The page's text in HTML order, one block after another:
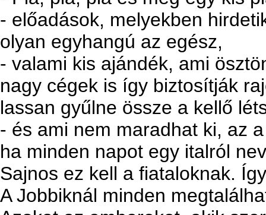
- előadások, melyekben
olyan egyhangú az egész,
- valami kis ajándék, ami
nagy cégek is így biztosítják
lassan gyűlne össze a kellő
- és ami nem maradhat ki, az
ha minden napot egy italról
Sajnos ez kell a fiataloknak.
A Jobbiknál minden